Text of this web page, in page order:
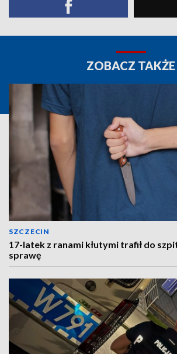
ZOBACZ TAKŻE
SZCZECIN
17-latek z ranami kłutymi trafił do
sprawę